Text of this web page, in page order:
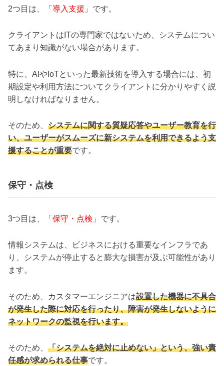
2つ目は、「 導入支援 」です。
クライアントはITの専門家ではないため、システムについ
てあまり知識がない場合があります。
特に、AIやIoTといった最新技術を導入する場合には、初
期設定や利用方法についてクライアントに分かりやすく説
明しなければなりません。
そのため、 システムに関する質疑応答やユーザー教育を行
い、ユーザーがスムーズに新システムを利用できるよう支
援することが重要です。
保守・点検
3つ目は、「 保守・点検 」です。
情報システムは、ビジネスにおける重要なインフラであ
り、システムが停止すると膨大な損害が及ぶ可能性があり
ます。
そのため、カスタマーエンジニアは設置した機器に不具合
が発生した際に対応を行ったり、障害が発生しないように
ネットワークの監視を行います。
そのため、 「システムを絶対に止めない」という、強い責
任感が求められる仕事です。